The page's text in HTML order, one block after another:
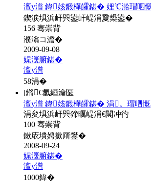
澶у潽 鍏姟鍛樺皬鍖� 娌℃湁瑁呬
鍥涙埧浜屽巺鍙屽崼涓夐槼鍙�
156 骞崇背
濮滃コ澹�
2009-09-08
娓濅腑鍖�
澶у潽
58涓�
[鏅€氫綇瀹匽
澶у潽 鍏姟鍛樺皬鍖� 涓。瑁呬慨
涓夋埧浜屽巺鍗曞崼涓€闃冲彴
100 骞崇背
鏉庡墤娉撳厛鐢�
2008-09-24
娓濅腑鍖�
澶у潽
1000鍏�